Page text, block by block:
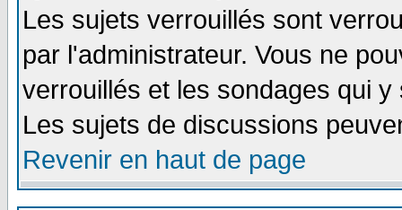
Les sujets verrouillés sont
par l'administrateur. Vous ne
verrouillés et les sondages qui
Les sujets de discussions
Revenir en haut de page